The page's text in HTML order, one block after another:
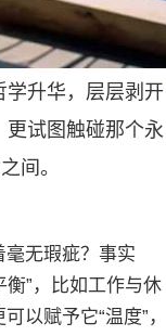
学升华，层层剥开
试图触碰那个永
间。
无瑕疵？事实
衡”，比如工作与休
以赋予它“温度”，